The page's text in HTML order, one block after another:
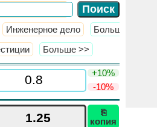
Инженерное дело ​Больше >>
​Больше >>
+10%
-10%
⎘
копия